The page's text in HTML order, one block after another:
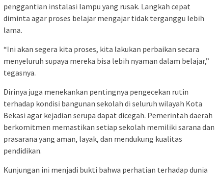
penggantian instalasi lampu yang rusak. Langkah cepat
diminta agar proses belajar mengajar tidak terganggu lebih
lama.
“Ini akan segera kita proses, kita lakukan perbaikan secara
menyeluruh supaya mereka bisa lebih nyaman dalam belajar,”
tegasnya.
Dirinya juga menekankan pentingnya pengecekan rutin
terhadap kondisi bangunan sekolah di seluruh wilayah Kota
Bekasi agar kejadian serupa dapat dicegah. Pemerintah daerah
berkomitmen memastikan setiap sekolah memiliki sarana dan
prasarana yang aman, layak, dan mendukung kualitas
pendidikan.
Kunjungan ini menjadi bukti bahwa perhatian terhadap dunia